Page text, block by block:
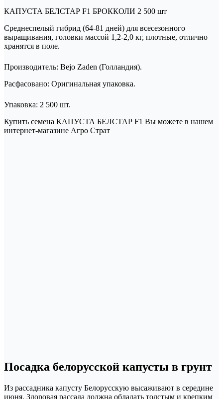
КАПУСТА БЕЛСТАР F1 БРОККОЛИ 2 500 шт
Среднеспелый гибрид (64-81 дней) для всесезонного
выращивания, головки массой 1,2-2,0 кг, плотные, отлично
хранятся в поле.
Производитель: Bejo Zaden (Голландия).
Расфасовано: Оригинальная упаковка.
Упаковка: 2 500 шт.
Купить семена КАПУСТА БЕЛСТАР F1 Вы можете в нашем
интернет-магазине Агро Страт
Посадка белорусской капусты в грунт
Из рассадника капусту Белорусскую высаживают в середине
июня. Здоровая рассада должна обладать толстым и крепким